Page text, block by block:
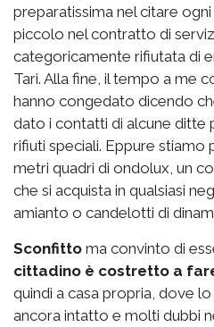
preparatissima nel citare
piccolo nel contratto di
categoricamente rifiutata di
Tari. Alla fine, il tempo a me
hanno congedato dicendo
dato i contatti di alcune ditte
rifiuti speciali. Eppure stiamo
metri quadri di ondolux, un
che si acquista in qualsiasi
amianto o candelotti di
Sconfitto ma convinto di
cittadino è costretto a
quindi a casa propria, dove
ancora intatto e molti dubbi